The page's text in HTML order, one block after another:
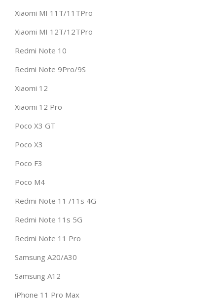
Xiaomi MI 11T/11TPro
Xiaomi MI 12T/12TPro
Redmi Note 10
Redmi Note 9Pro/9S
Xiaomi 12
Xiaomi 12 Pro
Poco X3 GT
Poco X3
Poco F3
Poco M4
Redmi Note 11 /11s 4G
Redmi Note 11s 5G
Redmi Note 11 Pro
Samsung A20/A30
Samsung A12
iPhone 11 Pro Max